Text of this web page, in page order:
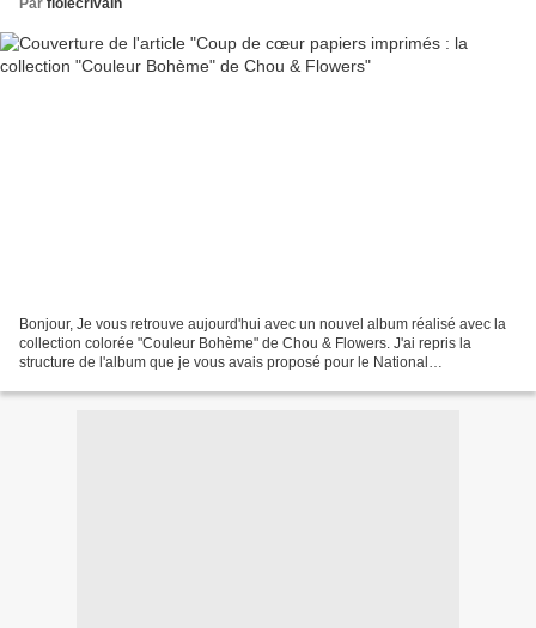
Par flolecrivain
Bonjour, Je vous retrouve aujourd'hui avec un nouvel album réalisé avec la
collection colorée "Couleur Bohème" de Chou & Flowers. J'ai repris la
structure de l'album que je vous avais proposé pour le National